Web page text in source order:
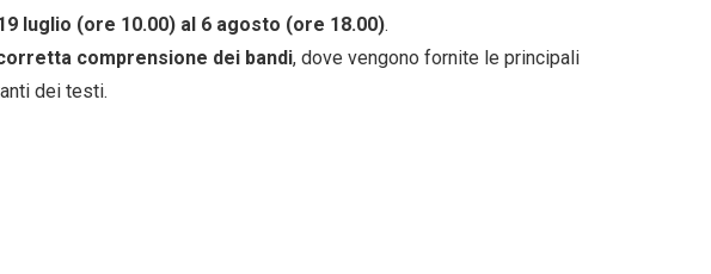
luglio (ore 10.00) al 6 agosto (ore 18.00).
comprensione dei bandi, dove vengono fornite le principali
dei testi.